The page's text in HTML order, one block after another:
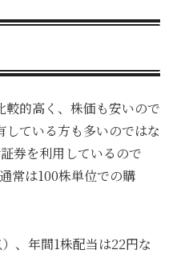
的高く、株価も安いので
ている方も多いのではな
券を利用しているので
常は100株単位での購
、年間1株配当は22円な